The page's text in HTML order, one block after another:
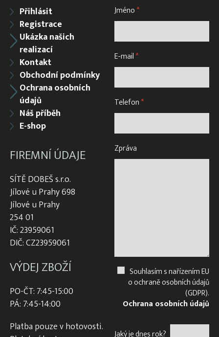
Přihlásit
Registrace
Ukázka našich
realizací
Kontakt
Obchodní podmínky
Ochrana osobních
údajů
Náš příběh
E-shop
FIREMNÍ ÚDAJE
SÍTĚ DOBEŠ s.r.o.
Jílové u Prahy 698
Jílové u Prahy
254 01
IČ: 23959061
DIČ: CZ23959061
VÝDEJ ZBOŽÍ
PO-ČT: 7:45-15:00
PÁ: 7:45-14:00
Platba pouze v hotovosti.
Jméno*
E-mail*
Telefon*
Zpráva
Souhlasím s nařízením EU
o ochraně osobních údajů
(GDPR).
Ochrana osobních údajů
Jaký je dnes rok?